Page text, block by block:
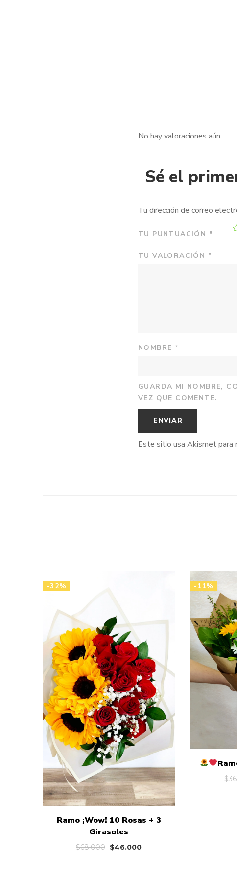
No hay valoraciones aún.
Sé el
Tu dirección de correo
TU PUNTUACIÓN *
TU VALORACIÓN *
NOMBRE *
GUARDA MI NOMBRE,
VEZ QUE COMENTE.
Este sitio usa Akismet para
-32%
Ramo ¡Wow! 10 Rosas + 3
Girasoles
$68.000 El
$46.000El
-11%
$